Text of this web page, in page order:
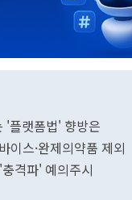
'플랫폼법' 향방은
스·완제의약품 제외
격파' 예의주시